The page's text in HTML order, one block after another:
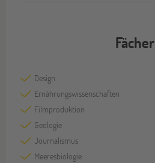
Fächer
Design
Ernährungswissenschaften
Filmproduktion
Geologie
Journalismus
Meeresbiologie